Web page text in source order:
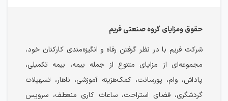
حقوق ومزایای گروه صنعتی فریم
شرکت فریم با در نظر گرفتن رفاه و انگیزه‌مندی کارکنان خود،
مجموعه‌ای از مزایای متنوع از جمله بیمه، بیمه‌ تکمیلی،
پاداش، وام، پورسانت، کمک‌هزینه آموزشی، ناهار، تسهیلات
گردشگری، فضای استراحت، ساعات کاری منعطف، سرویس